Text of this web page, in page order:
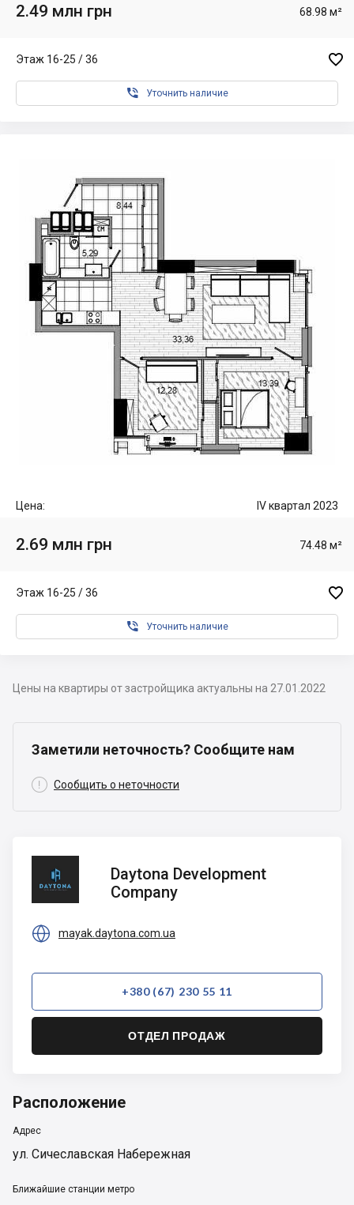
2.49 млн грн 68.98 м²
Этаж 16-25 / 36 
 Уточнить наличие
Цена: IV квартал 2023
2.69 млн грн 74.48 м²
Этаж 16-25 / 36 
 Уточнить наличие
Цены на квартиры от застройщика актуальны на 27.01.2022
Заметили неточность? Сообщите нам
 Сообщить о неточности
Development
Company
Daytona Development
Company
 mayak.daytona.com.ua
+380 (67) 230 55 11
ОТДЕЛ ПРОДАЖ
Расположение
Адрес
ул. Сичеславская Набережная
Ближайшие станции метро